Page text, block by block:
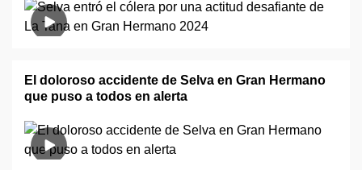
El doloroso accidente de Selva en Gran Hermano
que puso a todos en alerta